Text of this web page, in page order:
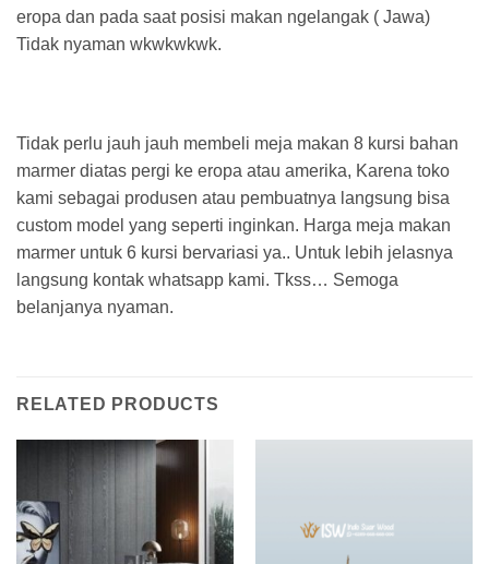
eropa dan pada saat posisi makan ngelangak ( Jawa)
Tidak nyaman wkwkwkwk.
Tidak perlu jauh jauh membeli meja makan 8 kursi bahan
marmer diatas pergi ke eropa atau amerika, Karena toko
kami sebagai produsen atau pembuatnya langsung bisa
custom model yang seperti inginkan. Harga meja makan
marmer untuk 6 kursi bervariasi ya.. Untuk lebih jelasnya
langsung kontak whatsapp kami. Tkss… Semoga
belanjanya nyaman.
RELATED PRODUCTS